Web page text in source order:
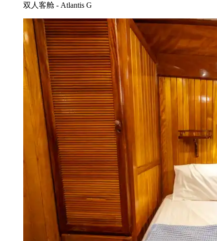
双人客舱 - Atlantis G